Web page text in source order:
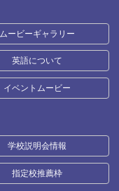
ムービーギャラリー
英語について
イベントムービー
学校説明会情報
指定校推薦枠